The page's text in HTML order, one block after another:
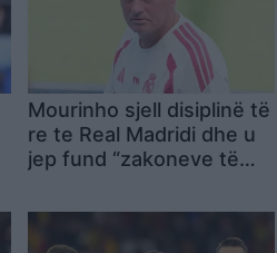
Mourinho sjell disiplinë të
re te Real Madridi dhe u
jep fund “zakoneve të